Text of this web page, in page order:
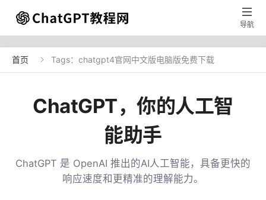

导航
首页  Tags：chatgpt4官网中文版电脑版免费下载
ChatGPT，你的人工智
能助手
ChatGPT 是 OpenAI 推出的AI人工智能，具备更快的
响应速度和更精准的理解能力。